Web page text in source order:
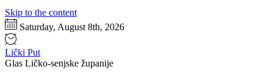
Skip to the content
Saturday, August 8th, 2026
Lički Put
Glas Ličko-senjske županije